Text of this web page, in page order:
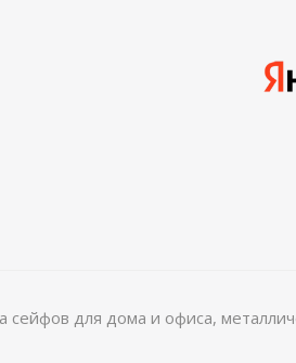
сейфов для дома и офиса,